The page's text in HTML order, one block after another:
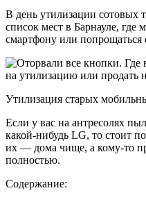
В день утилизации сотовых
список мест в Барнауле,
смартфону или попрощаться
Утилизация старых
Если у вас на антресолях
какой-нибудь LG, то стоит
их — дома чище, а кому-то
полностью.
Содержание: